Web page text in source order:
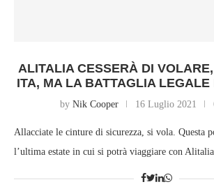
ALITALIA CESSERÀ DI
ITA, MA LA BATTAGLIA LEGALE
by Nik Cooper 16 Luglio 2021
Allacciate le cinture di sicurezza, si vola. Questa
l’ultima estate in cui si potrà viaggiare con